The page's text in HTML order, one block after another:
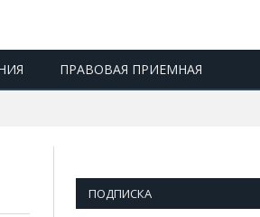
ПРАВОВАЯ ПРИЕМНАЯ
ПОДПИСКА